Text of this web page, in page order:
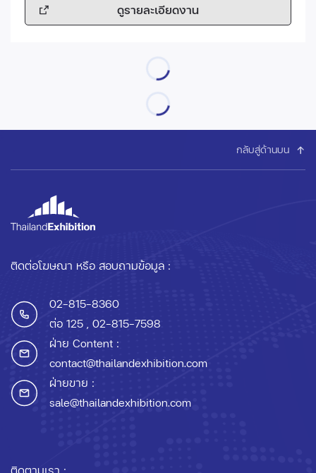
ดูรายละเอียดงาน
กลับสู่ด้านบน
ติดต่อโฆษณา หรือ สอบถามข้อมูล :
02-815-8360
ต่อ 125 , 02-815-7598
ฝ่าย Content :
contact@thailandexhibition.com
ฝ่ายขาย :
sale@thailandexhibition.com
ติดตามเรา :